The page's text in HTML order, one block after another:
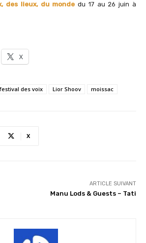
des lieux, du monde du 17 au 26 juin à
X
festival des voix Lior Shoov moissac
X
ARTICLE SUIVANT
Manu Lods & Guests – Tati